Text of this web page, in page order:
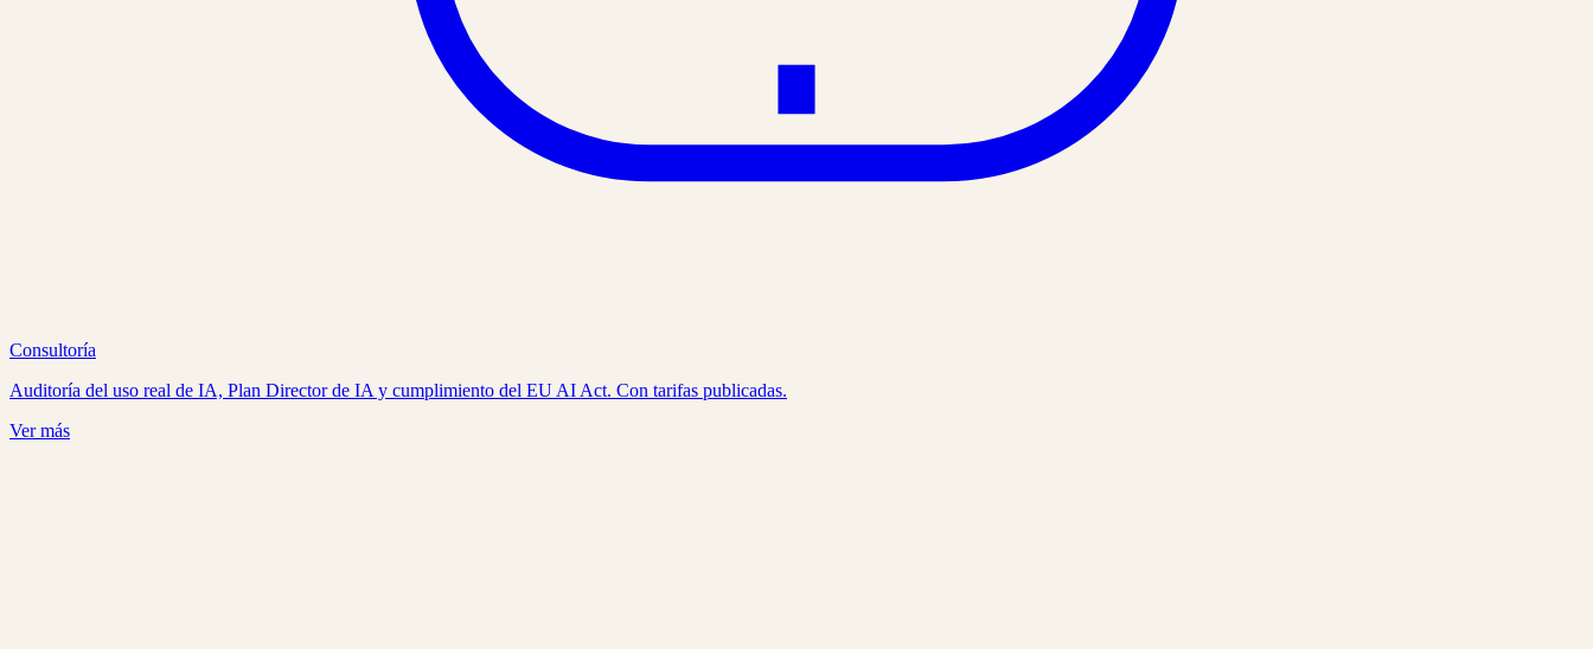
Consultoría
Auditoría del uso real de IA, Plan Director de IA y cumplimiento del EU AI Act. Con tarifas publicadas.
Ver más